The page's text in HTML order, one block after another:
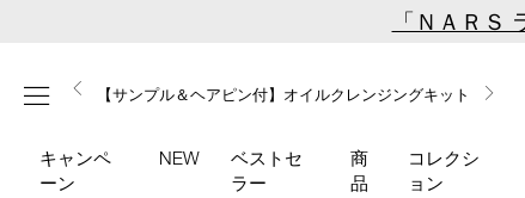
content
「ＮＡＲＳ
メニュー
【ミニパフプレゼント】新リキッドブラッシュご購入でプ
レゼント
【はじめての購入はこちらから】新リキッドブラッシュス
ターターキット
【サンプル＆ヘアピン付】オイルクレンジングキット
【ギフトショッパープレゼント】カラーアイテムをあの人
へのプレゼントに
【ポーチ＆ブラッシュプレゼント】ORGASM CAMPAIGN
キャンペ
ーン
NEW
ベストセ
ラー
商
品
コレクシ
ョン